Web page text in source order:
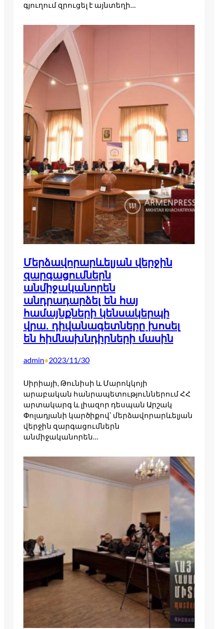
գյուղում զրուցել է այնտեղի…
Մերձավորարևելյան վերջին
զարգացումներն
անմիջականորեն
անդրադարձել են հայ
համայնքների կենսակերպի
վրա. դիվանագետները խոսել
են հիմնախնդիրների մասին
admin•2023/11/30
Սիրիայի, Թունիսի և Մարոկկոյի
արաբական հանրապետություններում ՀՀ
արտակարգ և լիազոր դեսպան Արշակ
Փոլադյանի կարծիքով՝ մերձավորարևելյան
վերջին զարգացումներն
անմիջականորեն…